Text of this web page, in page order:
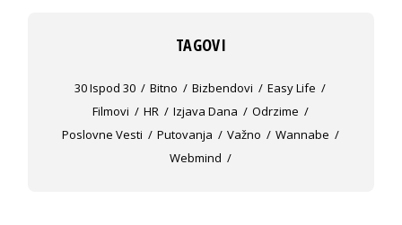
TAGOVI
30 Ispod 30 Bitno Bizbendovi
Easy Life
Filmovi
HR Izjava Dana
Odrzime
Poslovne Vesti
Putovanja Važno
Wannabe
Webmind